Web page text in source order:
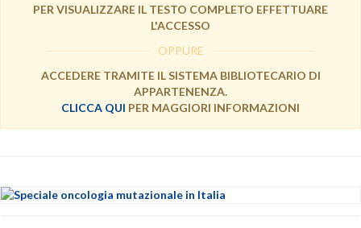
PER VISUALIZZARE IL TESTO COMPLETO EFFETTUARE
L'ACCESSO
OPPURE
ACCEDERE TRAMITE IL SISTEMA BIBLIOTECARIO DI
APPARTENENZA.
CLICCA QUI PER MAGGIORI INFORMAZIONI